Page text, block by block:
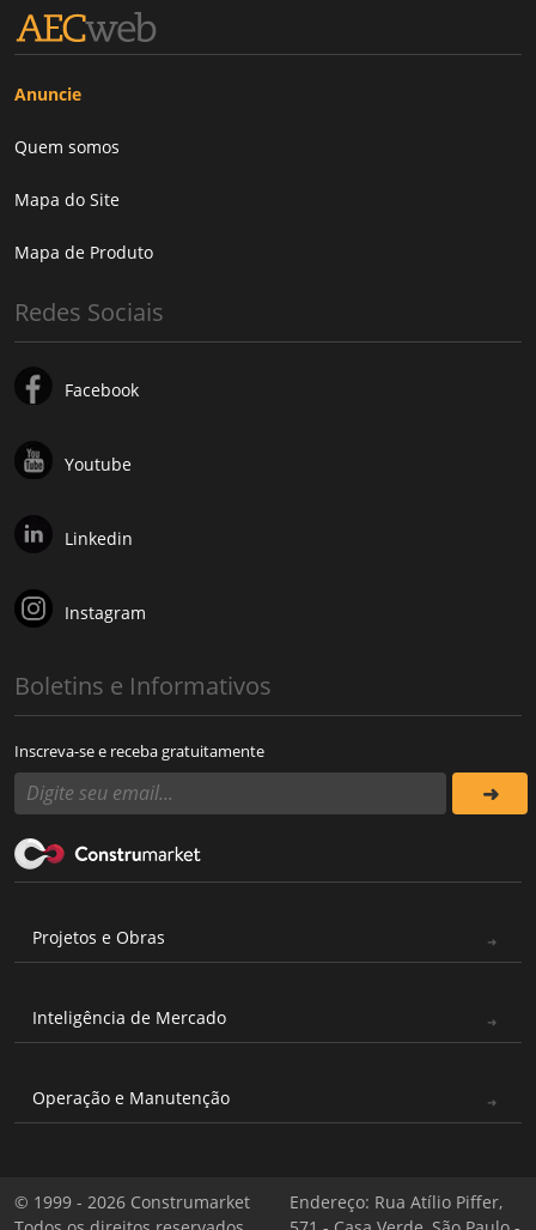
Anuncie
Quem somos
Mapa do Site
Mapa de Produto
Redes Sociais
Facebook
Youtube
Linkedin
Instagram
Boletins e Informativos
Inscreva-se e receba gratuitamente
Projetos e Obras
Inteligência de Mercado
Operação e Manutenção
© 1999 - 2026 Construmarket
Endereço: Rua Atílio Piffer,